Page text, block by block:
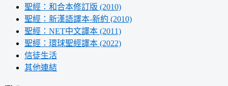
聖經：和合本修訂版 (2010)
聖經：新漢語譯本-新約 (2010)
聖經：NET中文譯本 (2011)
聖經：環球聖經譯本 (2022)
信徒生活
其他連結